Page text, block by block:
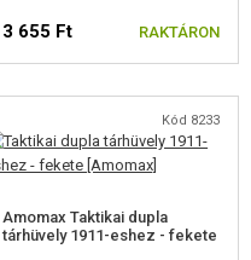
3 655 Ft RAKTÁRON
Kód 8233
Amomax Taktikai dupla
tárhüvely 1911-eshez - fekete